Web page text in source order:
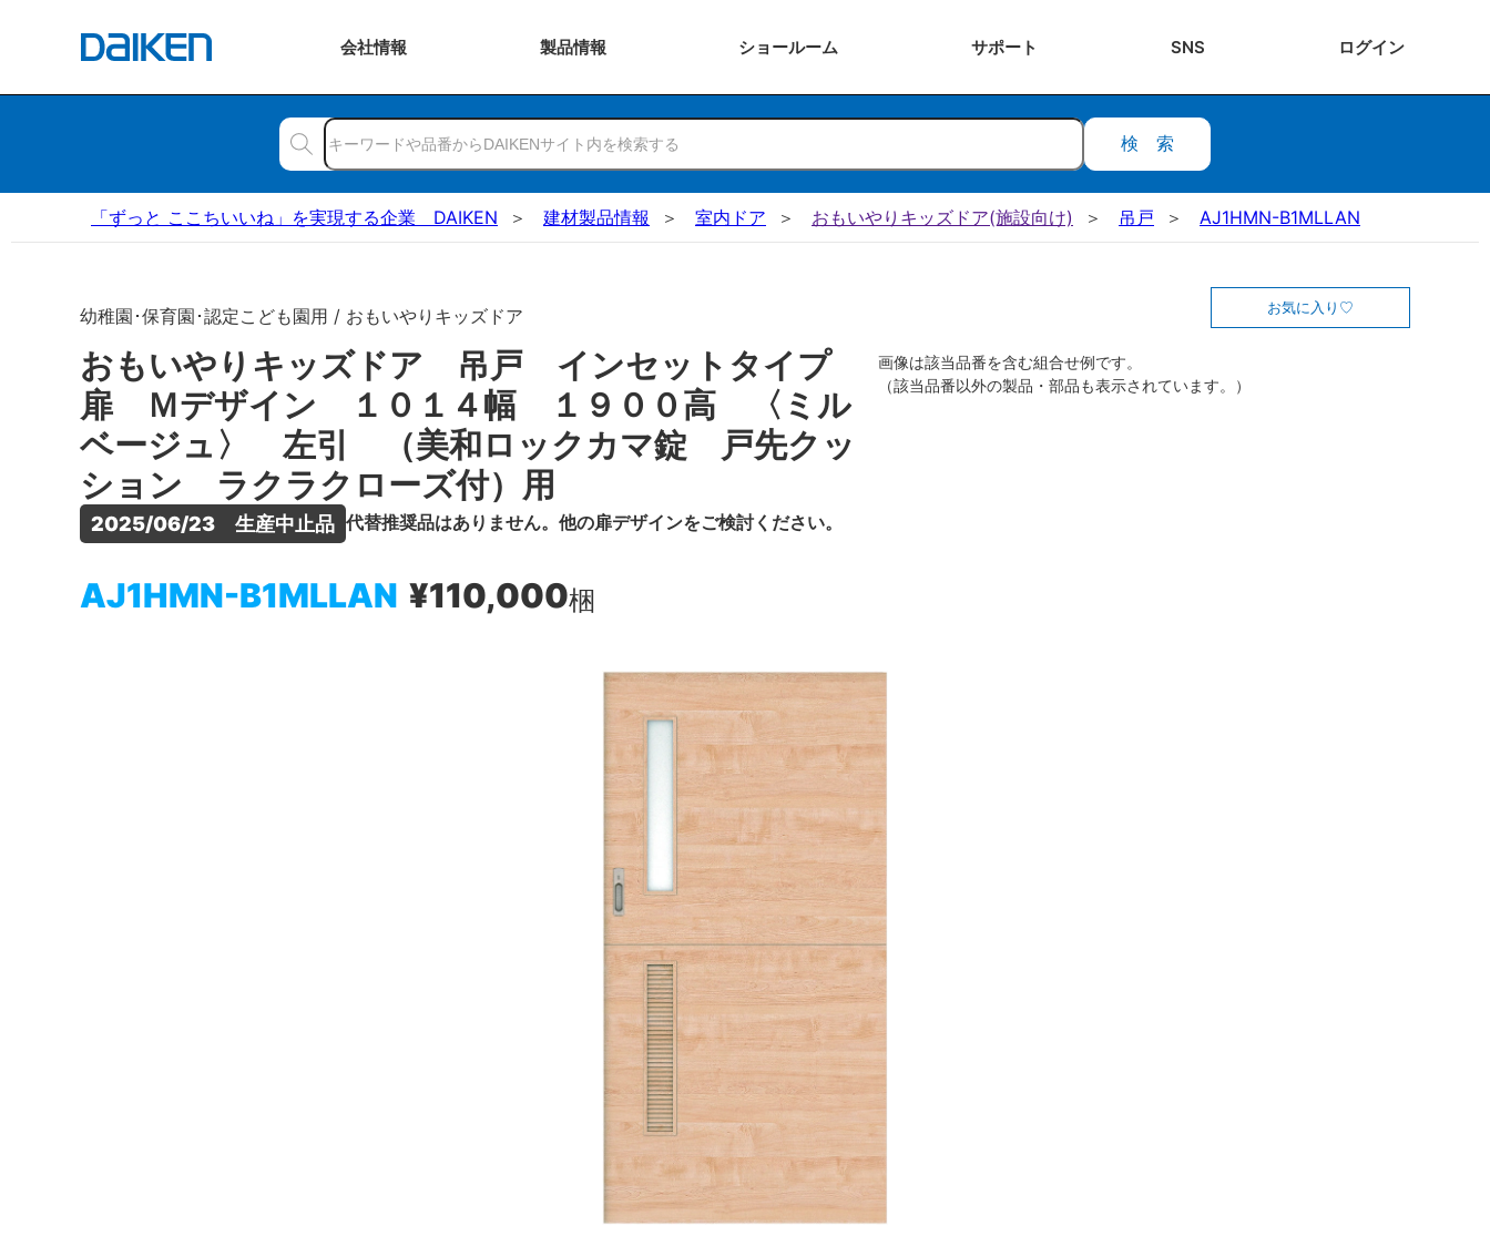
会社情報 製品情報 ショールーム サポート SNS ログイン
検索
「ずっと ここちいいね」を実現する企業 DAIKEN 建材製品情報 室内ドア おもいやりキッズドア(施設向け) 吊戸 AJ1HMN-B1MLLAN
幼稚園･保育園･認定こども園用 / おもいやりキッズドア
おもいやりキッズドア 吊戸 インセットタイプ
扉 Ｍデザイン １０１４幅 １９００高 〈ミル
ベージュ〉 左引 （美和ロックカマ錠 戸先クッ
ション ラクラクローズ付）用
2025/06/23　生産中止品 代替推奨品はありません。他の扉デザインをご検討ください。
AJ1HMN-B1MLLAN ¥110,000梱
お気に入り
画像は該当品番を含む組合せ例です。
（該当品番以外の製品・部品も表示されています。）